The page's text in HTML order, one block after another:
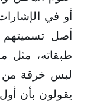
أو في
أصل تسميتهم
طبقاته، مثل
لبس خرقة من
يقولون بأن